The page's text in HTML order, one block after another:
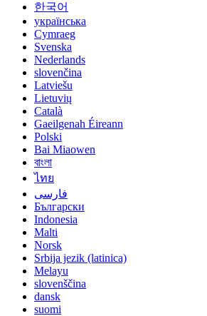
한국어
українська
Cymraeg
Svenska
Nederlands
slovenčina
Latviešu
Lietuvių
Català
Gaeilgenah Éireann
Polski
Bai Miaowen
বাংলা
ไทย
فارسی
Български
Indonesia
Malti
Norsk
Srbija jezik (latinica)
Melayu
slovenščina
dansk
suomi